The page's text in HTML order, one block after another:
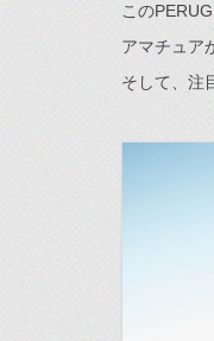
この
アマチュア
そして、注